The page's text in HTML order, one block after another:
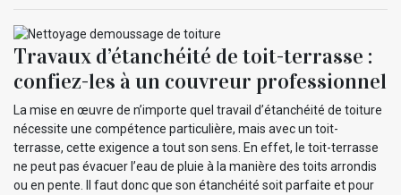
Travaux d’étanchéité de toit-terrasse :
confiez-les à un couvreur professionnel
La mise en œuvre de n’importe quel travail d’étanchéité de toiture
nécessite une compétence particulière, mais avec un toit-
terrasse, cette exigence a tout son sens. En effet, le toit-terrasse
ne peut pas évacuer l’eau de pluie à la manière des toits arrondis
ou en pente. Il faut donc que son étanchéité soit parfaite et pour